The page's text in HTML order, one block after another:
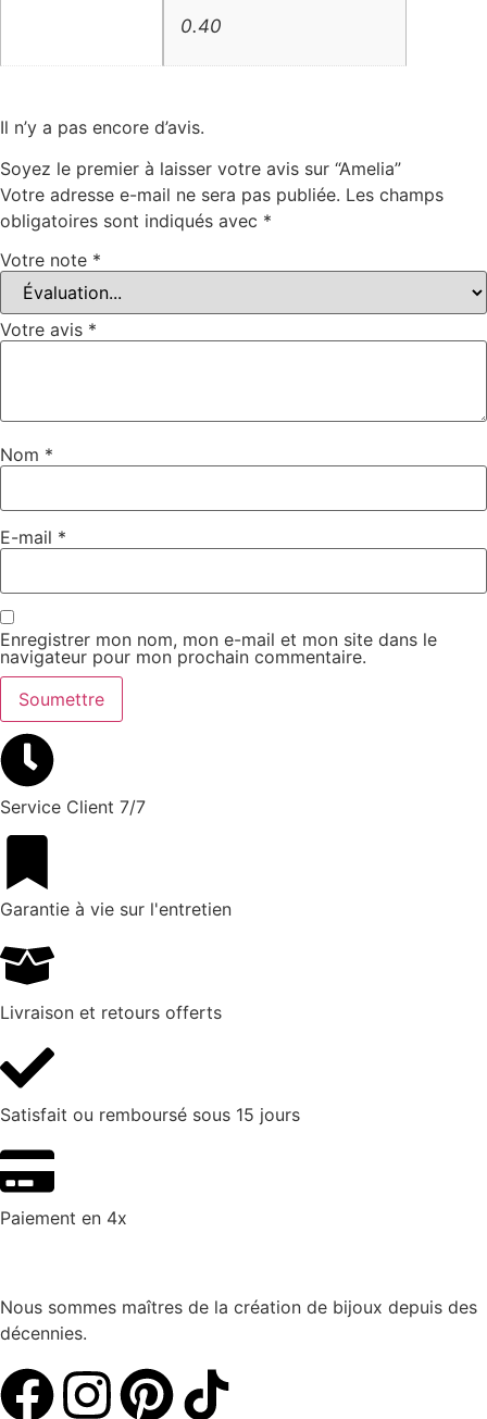
0.40
Il n’y a pas encore d’avis.
Soyez le premier à laisser votre avis sur “Amelia”
Votre adresse e-mail ne sera pas publiée. Les champs
obligatoires sont indiqués avec *
Votre note *
Votre avis *
Nom *
E-mail *
Enregistrer mon nom, mon e-mail et mon site dans le
navigateur pour mon prochain commentaire.
Service Client 7/7
Garantie à vie sur l'entretien
Livraison et retours offerts
Satisfait ou remboursé sous 15 jours
Paiement en 4x
Nous sommes maîtres de la création de bijoux depuis des
décennies.